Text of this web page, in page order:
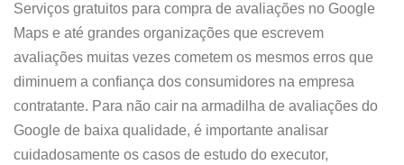
Serviços gratuitos para compra de avaliações no Google
Maps e até grandes organizações que escrevem
avaliações muitas vezes cometem os mesmos erros que
diminuem a confiança dos consumidores na empresa
contratante. Para não cair na armadilha de avaliações do
Google de baixa qualidade, é importante analisar
cuidadosamente os casos de estudo do executor,